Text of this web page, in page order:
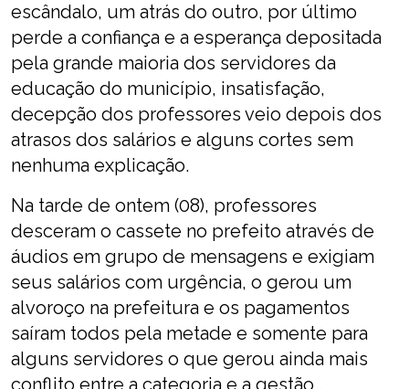
escândalo, um atrás do outro, por último
perde a confiança e a esperança depositada
pela grande maioria dos servidores da
educação do município, insatisfação,
decepção dos professores veio depois dos
atrasos dos salários e alguns cortes sem
nenhuma explicação.
Na tarde de ontem (08), professores
desceram o cassete no prefeito através de
áudios em grupo de mensagens e exigiam
seus salários com urgência, o gerou um
alvoroço na prefeitura e os pagamentos
saíram todos pela metade e somente para
alguns servidores o que gerou ainda mais
conflito entre a categoria e a gestão .